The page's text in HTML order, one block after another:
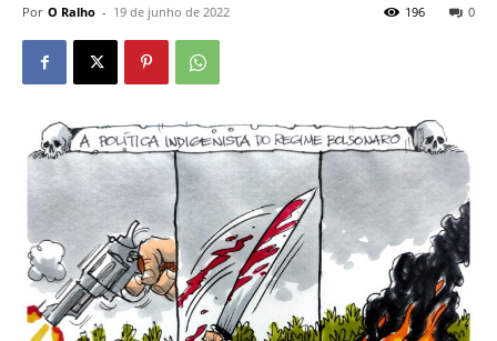
Por O Ralho - 19 de junho de 2022 0
196